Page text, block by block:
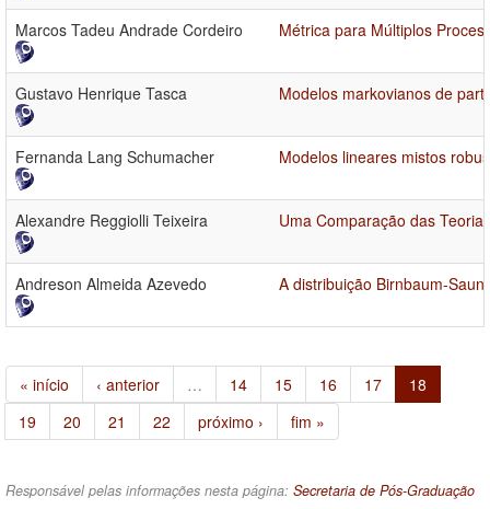
Marcos Tadeu Andrade Cordeiro Métrica para Múltiplos
Gustavo Henrique Tasca Modelos markovianos de
Fernanda Lang Schumacher Modelos lineares mistos
Alexandre Reggiolli Teixeira Uma Comparação das
Andreson Almeida Azevedo A distribuição Birnbaum-
« início ‹ anterior … 14 15 16 17
18
19
20 21 22 próximo › fim »
Responsável pelas informações nesta página: Secretaria de Pós-Graduação